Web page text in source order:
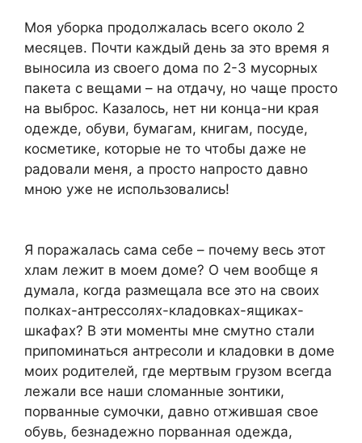
Моя уборка продолжалась всего около 2
месяцев. Почти каждый день за это время я
выносила из своего дома по 2-3 мусорных
пакета с вещами – на отдачу, но чаще просто
на выброс. Казалось, нет ни конца-ни края
одежде, обуви, бумагам, книгам, посуде,
косметике, которые не то чтобы даже не
радовали меня, а просто напросто давно
мною уже не использовались!
Я поражалась сама себе – почему весь этот
хлам лежит в моем доме? О чем вообще я
думала, когда размещала все это на своих
полках-антрессолях-кладовках-ящиках-
шкафах? В эти моменты мне смутно стали
припоминаться антресоли и кладовки в доме
моих родителей, где мертвым грузом всегда
лежали все наши сломанные зонтики,
порванные сумочки, давно отжившая свое
обувь, безнадежно порванная одежда,